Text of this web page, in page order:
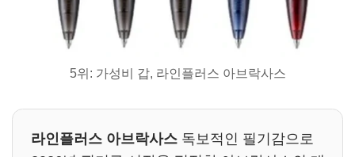
5위: 가성비 갑, 라인플러스 아브락사스
라인플러스 아브락사스독보적인 필기감으로